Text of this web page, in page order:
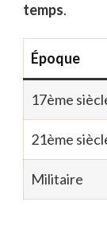
temps.
Époque
17ème
21ème
Militaire